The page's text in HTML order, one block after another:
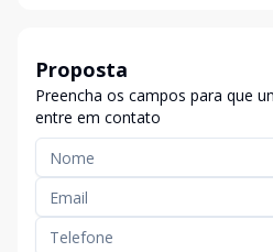
Proposta
Preencha os campos para que
entre em contato